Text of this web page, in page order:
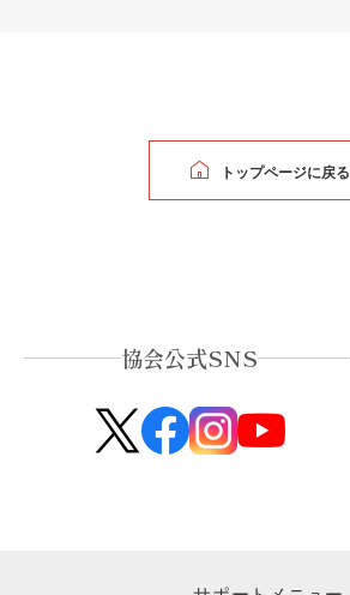
トップページに戻る
協会公式SNS